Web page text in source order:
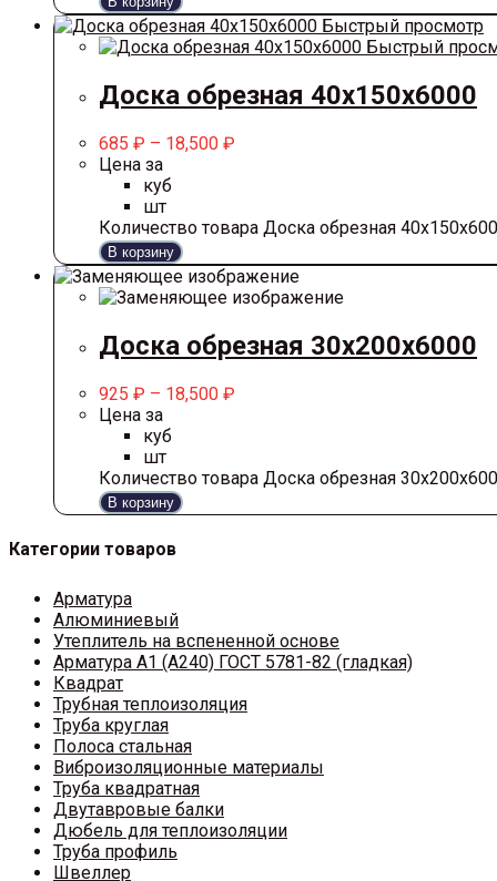
Быстрый просмотр
Быстрый
Доска обрезная 40х150х6000
685 ₽ – 18,500 ₽
Цена за
куб
шт
Количество товара Доска обрезная
В корзину
Доска обрезная 30х200х6000
925 ₽ – 18,500 ₽
Цена за
куб
шт
Количество товара Доска обрезная
В корзину
Категории товаров
Арматура
Алюминиевый
Утеплитель на вспененной основе
Арматура A1 (A240) ГОСТ 5781-82 (гладкая)
Квадрат
Трубная теплоизоляция
Труба круглая
Полоса стальная
Виброизоляционные материалы
Труба квадратная
Двутавровые балки
Дюбель для теплоизоляции
Труба профиль
Швеллер